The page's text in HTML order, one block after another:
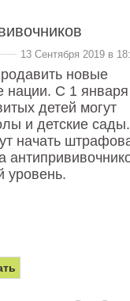
13 Сентября 2019 в
новые
нации. С 1 января
детей могут
и детские
начать
уровень.